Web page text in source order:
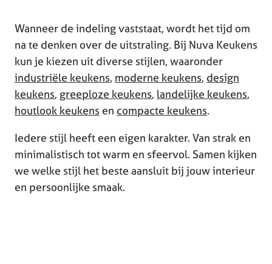
Wanneer de indeling vaststaat, wordt het tijd om
na te denken over de uitstraling. Bij Nuva Keukens
kun je kiezen uit diverse stijlen, waaronder
industriële keukens, moderne keukens, design
keukens, greeploze keukens, landelijke keukens,
houtlook keukens en compacte keukens.
Iedere stijl heeft een eigen karakter. Van strak en
minimalistisch tot warm en sfeervol. Samen kijken
we welke stijl het beste aansluit bij jouw interieur
en persoonlijke smaak.